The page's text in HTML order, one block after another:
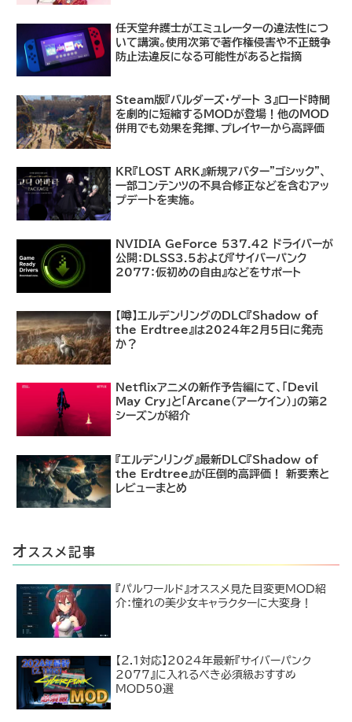
任天堂弁護士がエミュレーターの違法性につ
いて講演。使用次第で著作権侵害や不正競争
防止法違反になる可能性があると指摘
Steam版『バルダーズ・ゲート 3』ロード時間
を劇的に短縮するMODが登場！他のMOD
併用でも効果を発揮、プレイヤーから高評価
KR『LOST ARK』新規アバター"ゴシック"、
一部コンテンツの不具合修正などを含むアッ
プデートを実施。
NVIDIA GeForce 537.42 ドライバーが
公開：DLSS3.5および『サイバーパンク
2077：仮初めの自由』などをサポート
【噂】エルデンリングのDLC『Shadow of
the Erdtree』は2024年2月5日に発売
か？
Netflixアニメの新作予告編にて、「Devil
May Cry」と「Arcane（アーケイン）」の第2
シーズンが紹介
『エルデンリング』最新DLC『Shadow of
the Erdtree』が圧倒的高評価！ 新要素と
レビューまとめ
オ ススメ記事
『パルワールド』オススメ見た目変更MOD紹
介：憧れの美少女キャラクターに大変身！
【2.1対応】2024年最新『サイバーパンク
2077』に入れるべき必須級おすすめ
MOD50選